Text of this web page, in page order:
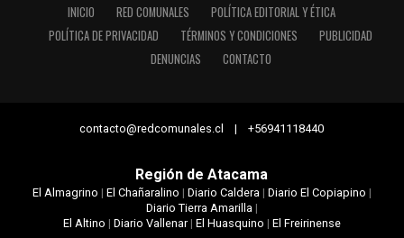
INICIO RED COMUNALES
POLÍTICA EDITORIAL Y ÉTICA
POLÍTICA DE PRIVACIDAD
TÉRMINOS Y CONDICIONES
PUBLICIDAD
DENUNCIAS
CONTACTO
contacto@redcomunales.cl | +56941118440
Región de Atacama
El Almagrino | El Chañaralino | Diario Caldera| Diario El Copiapino |
Diario Tierra Amarilla|
El Altino | Diario Vallenar| El Huasquino | El Freirinense